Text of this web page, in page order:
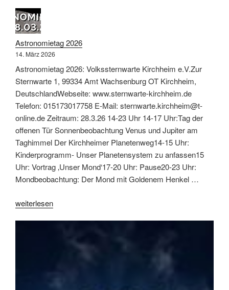
Astronomietag 2026
14. März 2026
Astronomietag 2026: Volkssternwarte Kirchheim e.V.Zur
Sternwarte 1, 99334 Amt Wachsenburg OT Kirchheim,
DeutschlandWebseite: www.sternwarte-kirchheim.de
Telefon: 015173017758 E-Mail: sternwarte.kirchheim@t-
online.de Zeitraum: 28.3.26 14-23 Uhr 14-17 Uhr:Tag der
offenen Tür Sonnenbeobachtung Venus und Jupiter am
Taghimmel Der Kirchheimer Planetenweg14-15 Uhr:
Kinderprogramm- Unser Planetensystem zu anfassen15
Uhr: Vortrag ‚Unser Mond‘17-20 Uhr: Pause20-23 Uhr:
Mondbeobachtung: Der Mond mit Goldenem Henkel …
„Astronomietag
weiterlesen